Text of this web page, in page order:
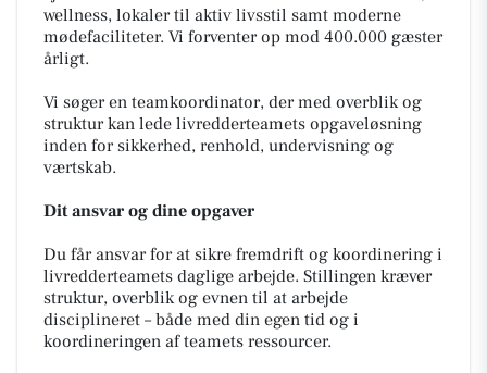
wellness, lokaler til aktiv livsstil samt moderne
mødefaciliteter. Vi forventer op mod 400.000 gæster
årligt.
Vi søger en teamkoordinator, der med overblik og
struktur kan lede livredderteamets opgaveløsning
inden for sikkerhed, renhold, undervisning og
værtskab.
Dit ansvar og dine opgaver
Du får ansvar for at sikre fremdrift og koordinering i
livredderteamets daglige arbejde. Stillingen kræver
struktur, overblik og evnen til at arbejde
disciplineret – både med din egen tid og i
koordineringen af teamets ressourcer.